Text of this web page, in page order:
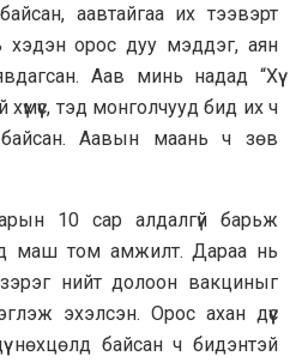
аавтайгаа их тээвэрт
хэдэн орос дуу мэддэг, аян
Аав минь надад “Хүү
хүмүүс, тэд монголчууд бид их ч
Аавын маань ч зөв
10 сар алдалгүй барьж
маш том амжилт. Дараа нь
нийт долоон вакциныг
эхэлсэн. Орос ахан дүүс
нөхцөлд байсан ч бидэнтэй